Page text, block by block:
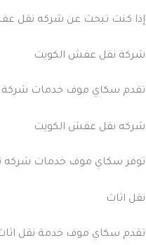
إذا كنت تبحث عن شركه نقل
شركة نقل عفش الكويت
تقدم سكاي موف خدمات شركة
شركه نقل عفش الكويت
توفر سكاي موف خدمات شركه
نقل اثاث
تقدم سكاي موف خدمة نقل اثاث